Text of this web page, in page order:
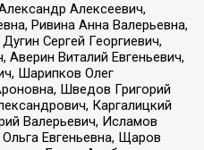
Алексеевич,
Ривина Анна Валерьевна,
Сергей Георгиевич,
Виталий Евгеньевич,
Шарипков Олег
Шведов Григорий
Каргалицкий
Валерьевич, Исламов
Евгеньевна, Щаров